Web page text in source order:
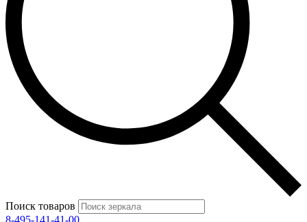
Поиск товаров
8-495-141-41-00